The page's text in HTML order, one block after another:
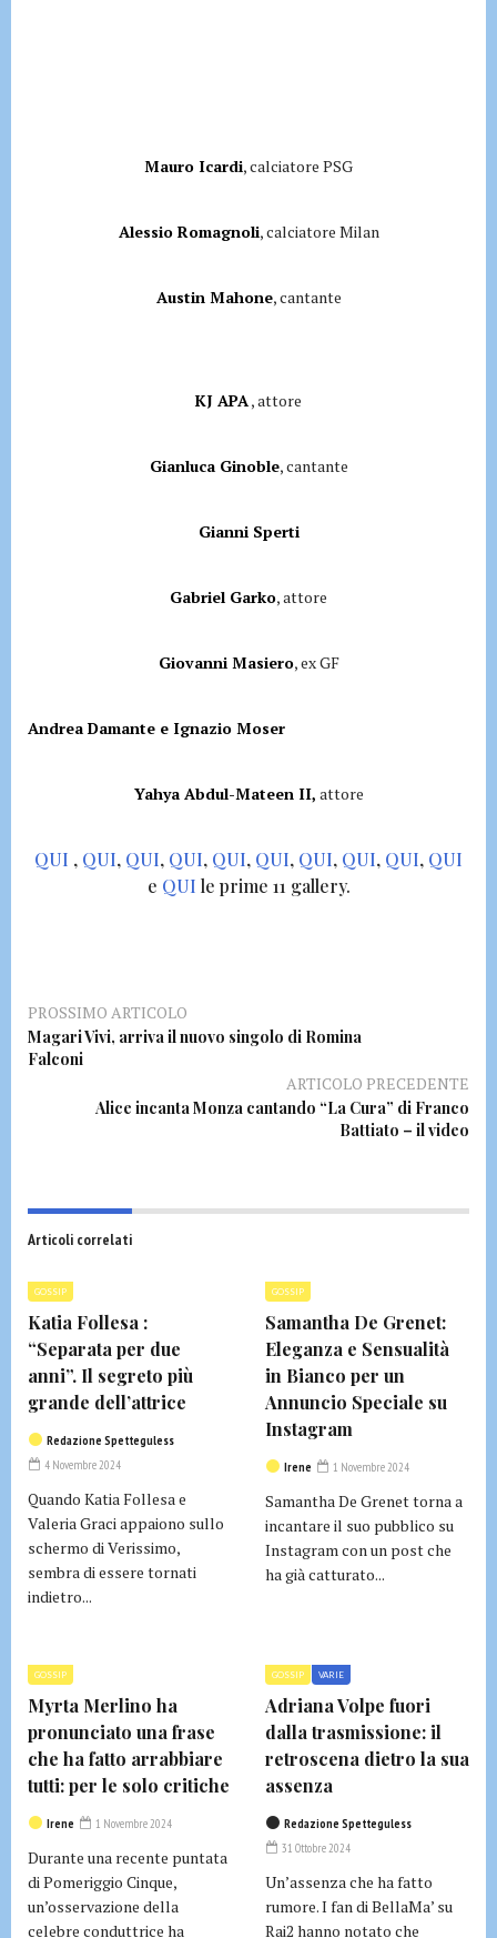
Mauro Icardi, calciatore PSG
Alessio Romagnoli, calciatore Milan
Austin Mahone, cantante
KJ APA, attore
Gianluca Ginoble, cantante
Gianni Sperti
Gabriel Garko, attore
Giovanni Masiero, ex GF
Andrea Damante e Ignazio Moser
Yahya Abdul-Mateen II, attore
QUI , QUI, QUI, QUI, QUI, QUI, QUI, QUI, QUI, QUI
e QUI le prime 11 gallery.
PROSSIMO ARTICOLO
Magari Vivi, arriva il nuovo singolo di Romina
Falconi
ARTICOLO PRECEDENTE
Alice incanta Monza cantando “La Cura” di Franco
Battiato – il video
Articoli correlati
GOSSIP
Katia Follesa :
“Separata per due
anni”. Il segreto più
grande dell’attrice
Redazione Spetteguless
4 Novembre 2024
Quando Katia Follesa e
Valeria Graci appaiono sullo
schermo di Verissimo,
sembra di essere tornati
indietro...
GOSSIP
Samantha De Grenet:
Eleganza e Sensualità
in Bianco per un
Annuncio Speciale su
Instagram
Irene 1 Novembre 2024
Samantha De Grenet torna a
incantare il suo pubblico su
Instagram con un post che
ha già catturato...
GOSSIP
Myrta Merlino ha
pronunciato una frase
che ha fatto arrabbiare
tutti: per le solo critiche
Irene 1 Novembre 2024
Durante una recente puntata
di Pomeriggio Cinque,
un’osservazione della
celebre conduttrice ha
GOSSIP VARIE
Adriana Volpe fuori
dalla trasmissione: il
retroscena dietro la sua
assenza
Redazione Spetteguless
31 Ottobre 2024
Un’assenza che ha fatto
rumore. I fan di BellaMa’ su
Rai2 hanno notato che